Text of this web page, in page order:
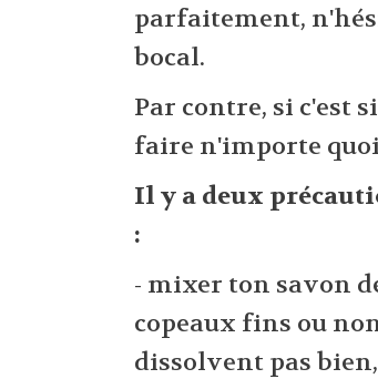
parfaitement,
bocal.
Par contre, si c'est
faire n'importe
Il y a deux
:
- mixer ton savon
copeaux fins ou
dissolvent pas